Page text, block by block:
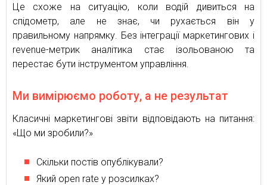
Це схоже на ситуацію, коли водій дивиться на
спідометр, але не знає, чи рухається він у
правильному напрямку. Без інтеграції маркетингових і
revenue-метрик аналітика стає ізольованою та
перестає бути інструментом управління.
Ми вимірюємо роботу, а не результат
Класичні маркетингові звіти відповідають на питання:
«Що ми зробили?»
Скільки постів опублікували?
Який open rate у розсилках?